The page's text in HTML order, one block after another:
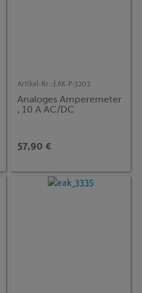
Artikel-Nr.: EAK-P-3203
Analoges Amperemeter
, 10 A AC/DC
57,90 €